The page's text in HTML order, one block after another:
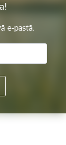
e-pastā.